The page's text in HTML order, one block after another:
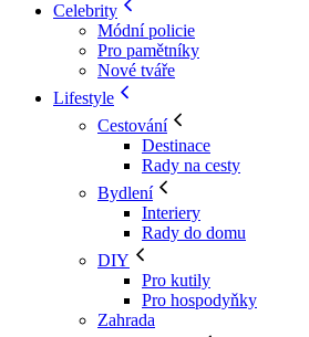
Celebrity
Módní policie
Pro pamětníky
Nové tváře
Lifestyle
Cestování
Destinace
Rady na cesty
Bydlení
Interiery
Rady do domu
DIY
Pro kutily
Pro hospodyňky
Zahrada